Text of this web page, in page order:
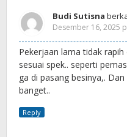
Budi Sutisna
Desember 16, 2025
Pekerjaan lama tidak
sesuai spek.. seperti
ga di pasang besinya,.
banget..
Reply